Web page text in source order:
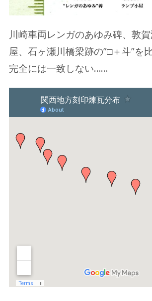
川崎車両レンガのあゆみ碑、敦
屋、石ヶ瀬川橋梁跡の”□＋斗”を
完全には一致しない……